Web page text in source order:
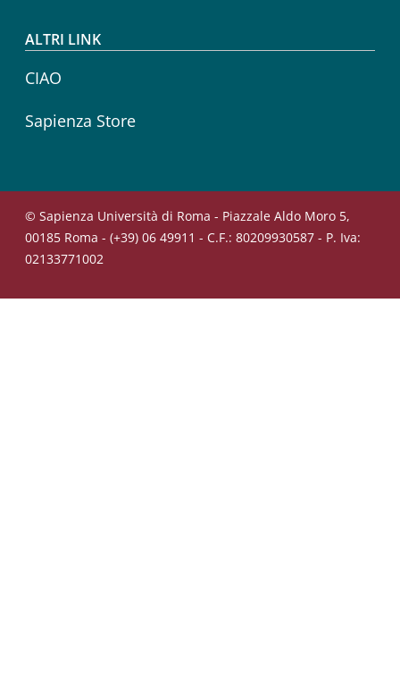
ALTRI LINK
CIAO
Sapienza Store
© Sapienza Università di Roma - Piazzale Aldo Moro 5,
00185 Roma - (+39) 06 49911 - C.F.: 80209930587 - P. Iva:
02133771002